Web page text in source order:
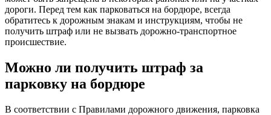
дороги. Перед тем как парковаться на бордюре, всегда
обратитесь к дорожным знакам и инструкциям, чтобы не
получить штраф или не вызвать дорожно-транспортное
происшествие.
Можно ли получить штраф за
парковку на бордюре
В соответствии с Правилами дорожного движения, парковка